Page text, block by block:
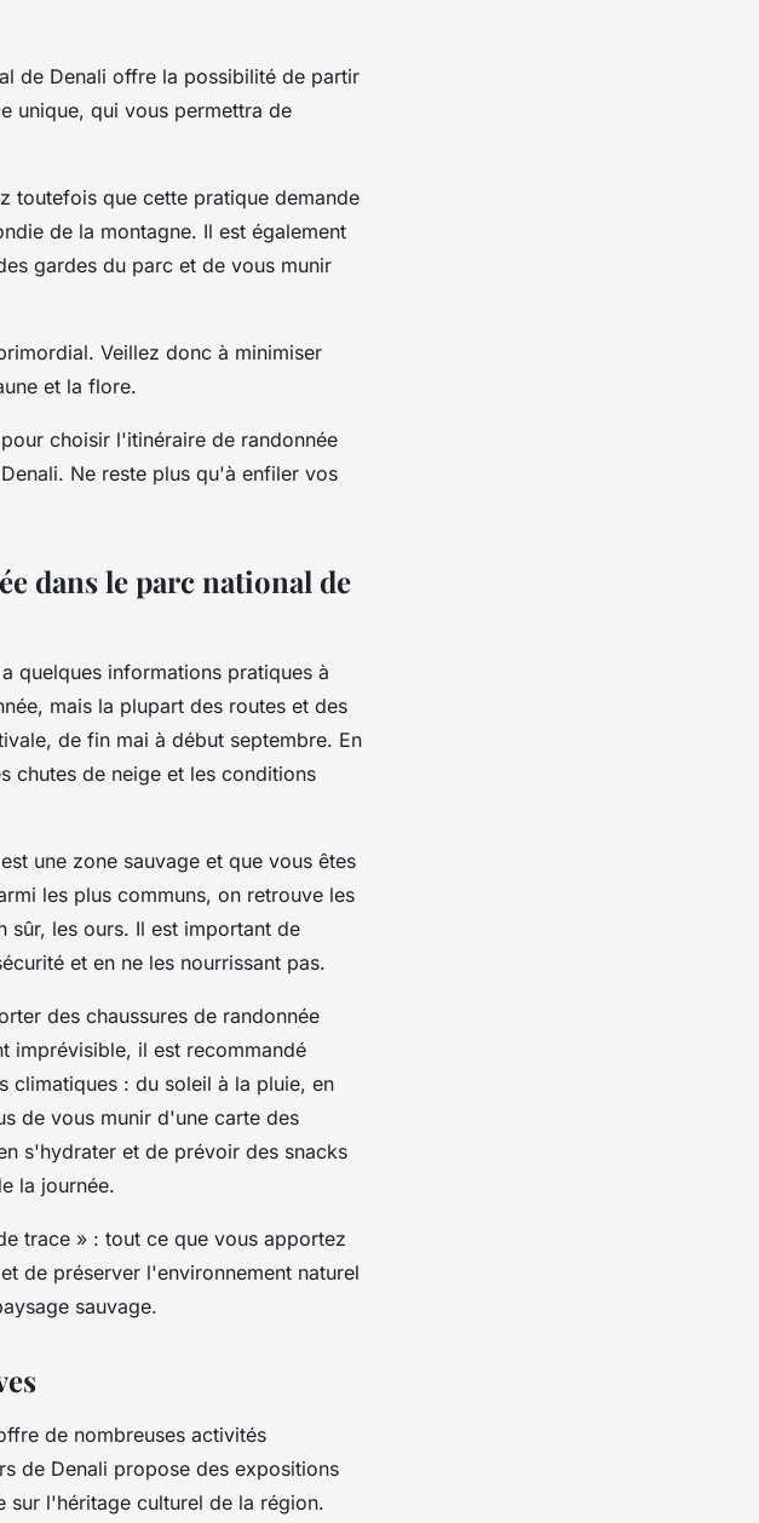
de Denali offre la possibilité de partir
unique, qui vous permettra de
toutefois que cette pratique demande
de la montagne. Il est également
gardes du parc et de vous munir
Veillez donc à minimiser
et la flore.
choisir l'itinéraire de randonnée
Ne reste plus qu'à enfiler vos
dans le parc national de
quelques informations pratiques à
mais la plupart des routes et des
de fin mai à début septembre. En
chutes de neige et les conditions
une zone sauvage et que vous êtes
les plus communs, on retrouve les
sûr, les ours. Il est important de
et en ne les nourrissant pas.
des chaussures de randonnée
imprévisible, il est recommandé
climatiques : du soleil à la pluie, en
de vous munir d'une carte des
s'hydrater et de prévoir des snacks
la journée.
trace » : tout ce que vous apportez
de préserver l'environnement naturel
sauvage.
de nombreuses activités
de Denali propose des expositions
sur l'héritage culturel de la région.